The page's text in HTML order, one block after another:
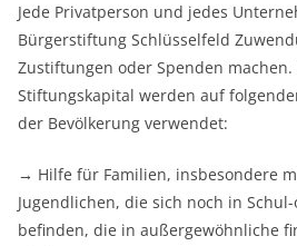
Jede Privatperson und jedes
Bürgerstiftung Schlüsselfeld
Zustiftungen oder Spenden machen.
Stiftungskapital werden auf
der Bevölkerung verwendet:
→ Hilfe für Familien, insbesondere
Jugendlichen, die sich noch in
befinden, die in außergewöhnliche